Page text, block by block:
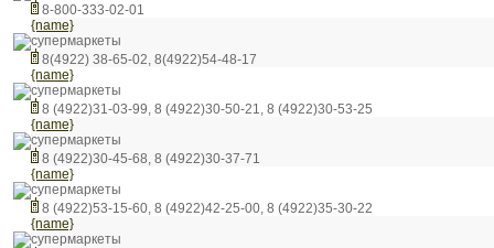
8-800-333-02-01
{name}
супермаркеты
8(4922) 38-65-02, 8(4922)54-48-17
{name}
супермаркеты
8 (4922)31-03-99, 8 (4922)30-50-21, 8 (4922)30-53-25
{name}
супермаркеты
8 (4922)30-45-68, 8 (4922)30-37-71
{name}
супермаркеты
8 (4922)53-15-60, 8 (4922)42-25-00, 8 (4922)35-30-22
{name}
супермаркеты